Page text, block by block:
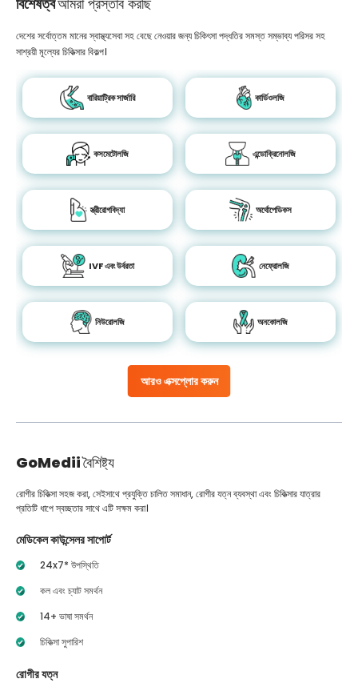
আরও এক্সপ্লোর করুন
দেশের সর্বোত্তম মানের স্বাস্থ্যসেবা সহ বেছে নেওয়ার জন্য চিকিৎসা পদ্ধতির সমস্ত সম্ভাব্য পরিসর সহ
সাশ্রয়ী মূল্যের চিকিত্সার বিকল্প।
বারিয়াট্রিক সার্জারি কার্ডিওলজি
কসমেটোলজি এন্ডোক্রিনোলজি
স্ত্রীরোগবিদ্যা অর্থোপেডিকস
IVF এবং উর্বরতা নেফ্রোলজি
নিউরোলজি অনকোলজি
GoMediiবৈশিষ্ট্য
রোগীর চিকিত্সা সহজ করা, সেইসাথে প্রযুক্তি চালিত সমাধান, রোগীর যত্ন ব্যবস্থা এবং চিকিত্সার যাত্রার
প্রতিটি ধাপে স্বচ্ছতার সাথে এটি সক্ষম করা।
মেডিকেল কাউন্সেলর সাপোর্ট
24x7* উপস্থিতি
কল এবং চ্যাট সমর্থন
14+ ভাষা সমর্থন
চিকিত্সা সুপারিশ
রোগীর যত্ন